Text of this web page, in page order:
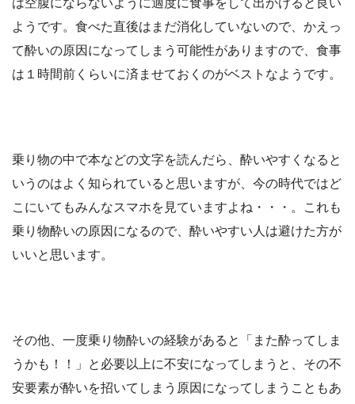
は空腹にならないように適度に食事をして出かけると良い
ようです。食べた直後はまだ消化していないので、かえっ
て酔いの原因になってしまう可能性がありますので、食事
は１時間前くらいに済ませておくのがベストなようです。
乗り物の中で本などの文字を読んだら、酔いやすくなると
いうのはよく知られていると思いますが、今の時代ではど
こにいてもみんなスマホを見ていますよね・・・。これも
乗り物酔いの原因になるので、酔いやすい人は避けた方が
いいと思います。
その他、一度乗り物酔いの経験があると「また酔ってしま
うかも！！」と必要以上に不安になってしまうと、その不
安要素が酔いを招いてしまう原因になってしまうこともあ